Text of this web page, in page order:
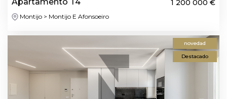
1 200 000 €
Montijo > Montijo E Afonsoeiro
novedad
Destacado